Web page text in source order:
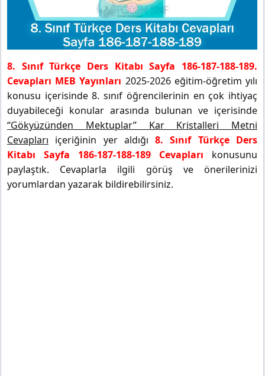
8. Sınıf Türkçe Ders Kitabı Sayfa 186-187-188-189.
Cevapları MEB Yayınları 2025-2026 eğitim-öğretim yılı
konusu içerisinde 8. sınıf öğrencilerinin en çok ihtiyaç
duyabileceği konular arasında bulunan ve içerisinde
“Gökyüzünden Mektuplar” Kar Kristalleri Metni
Cevapları içeriğinin yer aldığı8. Sınıf Türkçe Ders
Kitabı Sayfa 186-187-188-189 Cevapları konusunu
paylaştık. Cevaplarla ilgili görüş ve önerilerinizi
yorumlardan yazarak bildirebilirsiniz.